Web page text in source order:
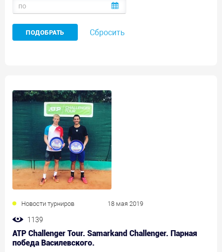
Сбросить
Новости турниров 18 мая 2019
1139
ATP Challenger Tour. Samarkand Challenger. Парная
победа Василевского.